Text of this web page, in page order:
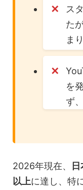
ス
た
ま
を
ず
2026年現在、
以上に達し、特